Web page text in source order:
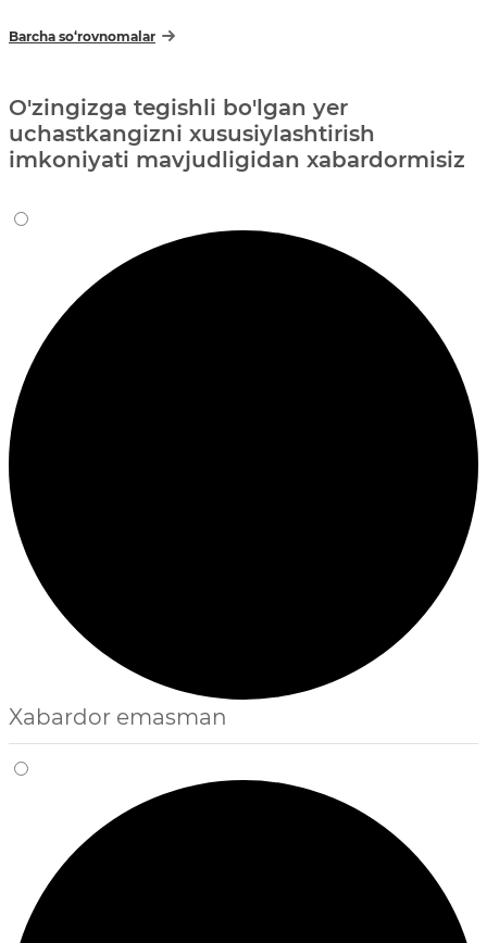
Barcha so‘rovnomalar
O'zingizga tegishli bo'lgan yer
uchastkangizni xususiylashtirish
imkoniyati mavjudligidan xabardormisiz
Xabardor emasman